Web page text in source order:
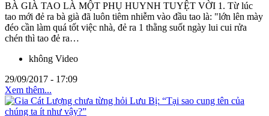
BÀ GIÀ TAO LÀ MỘT PHỤ HUYNH TUYỆT VỜI 1. Từ lúc
tao mới đẻ ra bà già đã luôn tiêm nhiễm vào đầu tao là: "lớn lên mày
đéo cần làm quá tốt việc nhà, đẻ ra 1 thằng suốt ngày lui cui rửa
chén thì tao đẻ ra…
không Video
29/09/2017 - 17:09
Xem thêm...